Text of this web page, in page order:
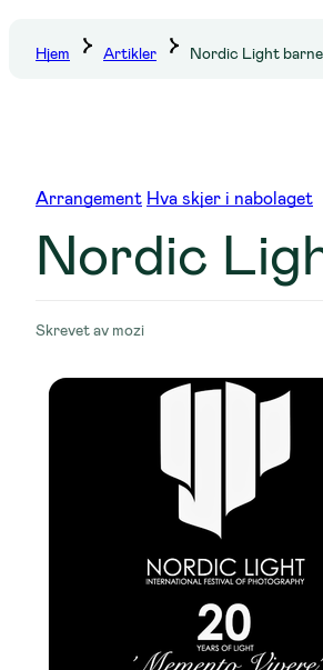
Hjem Artikler Nordic Light
Arrangement Hva skjer i nabolaget
Nordic
Skrevet av mozi